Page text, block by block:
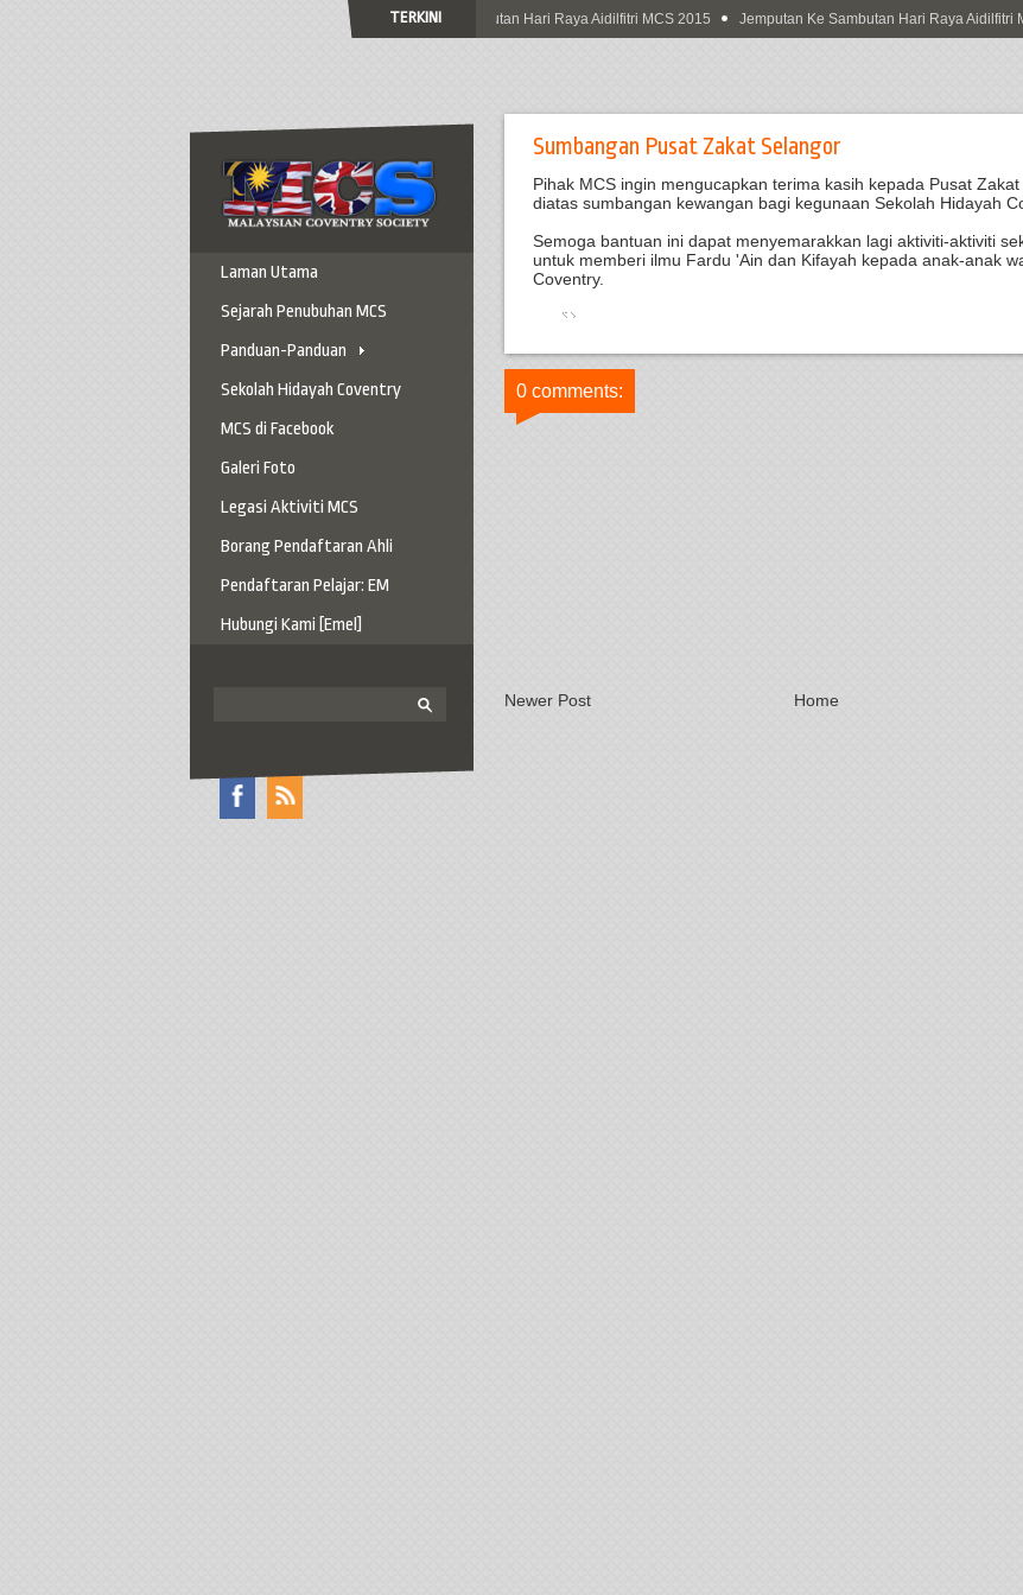
TERKINI
Jemputan Ke Sambutan Hari Raya Aidilfitri MCS 2015 Jemputan Ke Sambutan Hari Raya Aidilfitri
Laman Utama
Sejarah Penubuhan MCS
Panduan-Panduan
Panduan Ke Coventry
Panduan Berkereta
Panduan Penting
Panduan Am
Sekolah Hidayah Coventry
MCS di Facebook
Galeri Foto
Legasi Aktiviti MCS
Borang Pendaftaran Ahli
Pendaftaran Pelajar: EM
Hubungi Kami [Emel]
Sumbangan Pusat Zakat Selangor
Pihak MCS ingin mengucapkan terima kasih kepada Pusat
diatas sumbangan kewangan bagi kegunaan Sekolah Hidayah
Semoga bantuan ini dapat menyemarakkan lagi aktiviti-aktiviti
untuk memberi ilmu Fardu 'Ain dan Kifayah kepada anak-anak
Coventry.
0 comments:
Newer Post Home